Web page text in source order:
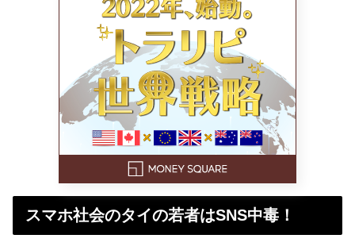
スマホ社会のタイの若者はSNS中毒！